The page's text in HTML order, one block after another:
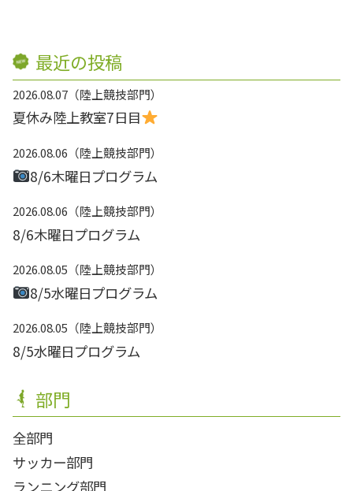
最近の投稿
2026.08.07 陸上競技部門
夏休み陸上教室7日目
2026.08.06 陸上競技部門
8/6木曜日プログラム
2026.08.06 陸上競技部門
8/6木曜日プログラム
2026.08.05 陸上競技部門
8/5水曜日プログラム
2026.08.05 陸上競技部門
8/5水曜日プログラム
部門
全部門
サッカー部門
ランニング部門